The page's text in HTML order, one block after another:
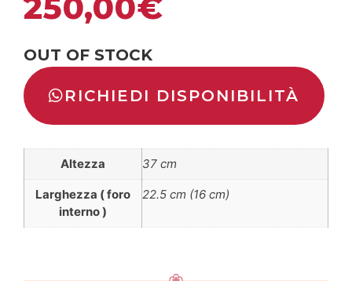
OUT OF STOCK
RICHIEDI DISPONIBILITÀ
Altezza 37 cm
Larghezza ( foro
interno )
22.5 cm (16 cm)